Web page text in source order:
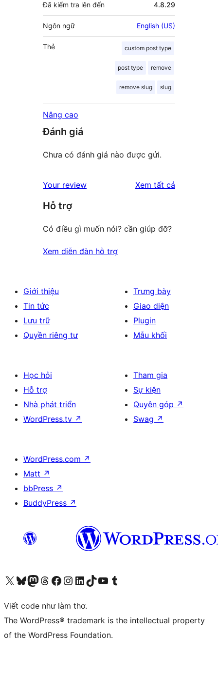
Đã kiểm tra lên đến 4.8.29
Ngôn ngữ English (US)
Thẻ custom post type
post type remove
remove slug slug
Nâng cao
Đánh giá
Chưa có đánh giá nào được gửi.
Your review Xem tất cả
Hỗ trợ
Có điều gì muốn nói? cần giúp đỡ?
Xem diễn đàn hỗ trợ
Giới thiệu
Tin tức
Lưu trữ
Quyền riêng tư
Trưng bày
Giao diện
Plugin
Mẫu khối
Học hỏi
Hỗ trợ
Nhà phát triển
WordPress.tv ↗
Tham gia
Sự kiện
Quyên góp ↗
Swag ↗
WordPress.com ↗
Matt ↗
bbPress ↗
BuddyPress ↗
Truy cập tài khoản X (trước đây là Twitter) của chúng tôiVisit our Bluesky account
Visit our Mastodon account
Visit our Threads account
Xem trang Facebook của chúng tôiTruy cập tài khoản Instagram của chúng tôiTruy cập tài khoản LinkedIn của chúng tôiVisit our TikTok account
Truy cập kênh YouTube của chúng tôi Visit our Tumblr account
Viết code như làm thơ.
The WordPress® trademark is the intellectual property
of the WordPress Foundation.